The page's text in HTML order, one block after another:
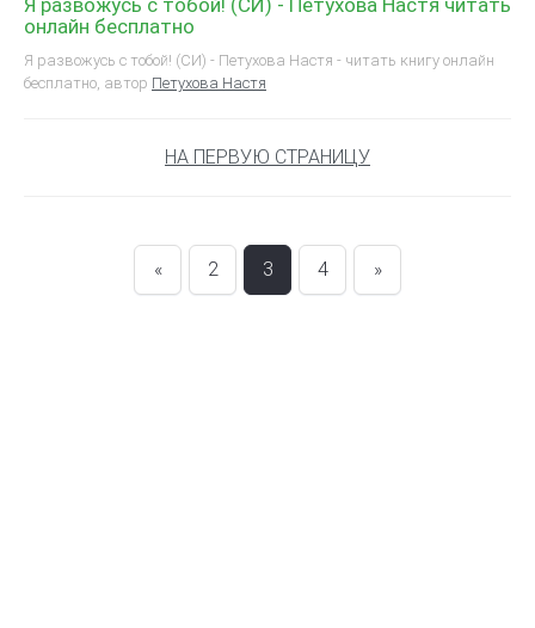
онлайн бесплатно
Я развожусь с тобой! (СИ) - Петухова Настя - читать книгу онлайн
бесплатно, автор Петухова Настя
НА ПЕРВУЮ СТРАНИЦУ
« 2 3 4 »